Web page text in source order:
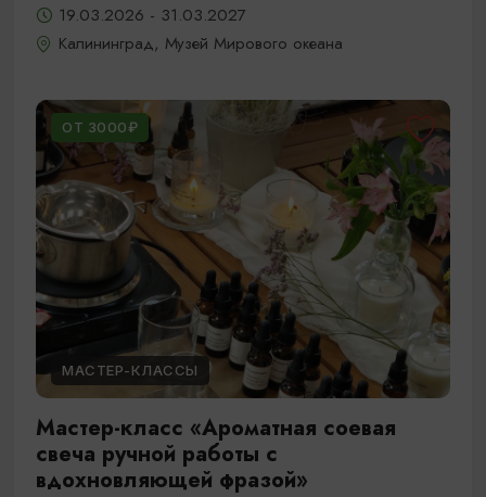
19.03.2026 - 31.03.2027
Калининград, Музей Мирового океана
ОТ 3000₽
МАСТЕР-КЛАССЫ
Мастер-класс «Ароматная соевая
свеча ручной работы с
вдохновляющей фразой»